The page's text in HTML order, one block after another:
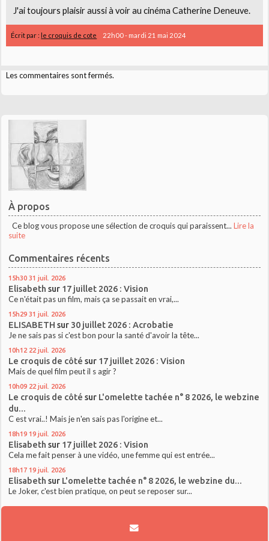
J'ai toujours plaisir aussi à voir au cinéma Catherine Deneuve.
Écrit par :le croquis de cote 22h00- mardi 21 mai 2024
Les commentaires sont fermés.
À propos
Ce blog vous propose une sélection de croquis qui paraissent... Lire la
suite
Commentaires récents
15h30 31 juil. 2026
Elisabeth sur 17 juillet 2026 : Vision
Ce n'était pas un film, mais ça se passait en vrai,...
15h29 31 juil. 2026
ELISABETH sur 30 juillet 2026 : Acrobatie
Je ne sais pas si c'est bon pour la santé d'avoir la tête...
10h12 22 juil. 2026
Le croquis de côté sur 17 juillet 2026 : Vision
Mais de quel film peut il s agir ?
10h09 22 juil. 2026
Le croquis de côté sur L'omelette tachée n° 8 2026, le webzine
du...
C est vrai..! Mais je n'en sais pas l'origine et...
18h19 19 juil. 2026
Elisabeth sur 17 juillet 2026 : Vision
Cela me fait penser à une vidéo, une femme qui est entrée...
18h17 19 juil. 2026
Elisabeth sur L'omelette tachée n° 8 2026, le webzine du...
Le Joker, c'est bien pratique, on peut se reposer sur...